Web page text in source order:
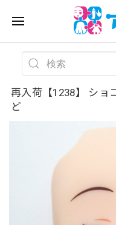
再入荷【1238】 シ
ど